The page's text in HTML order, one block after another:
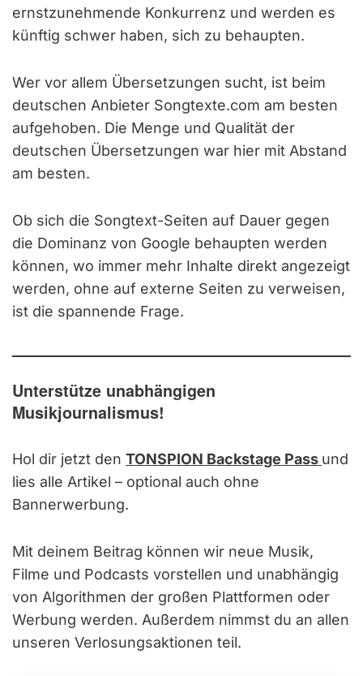
ernstzunehmende Konkurrenz und werden es
künftig schwer haben, sich zu behaupten.
Wer vor allem Übersetzungen sucht, ist beim
deutschen Anbieter Songtexte.com am besten
aufgehoben. Die Menge und Qualität der
deutschen Übersetzungen war hier mit Abstand
am besten.
Ob sich die Songtext-Seiten auf Dauer gegen
die Dominanz von Google behaupten werden
können, wo immer mehr Inhalte direkt angezeigt
werden, ohne auf externe Seiten zu verweisen,
ist die spannende Frage.
Unterstütze unabhängigen
Musikjournalismus!
Hol dir jetzt den TONSPION Backstage Pass und
lies alle Artikel – optional auch ohne
Bannerwerbung.
Mit deinem Beitrag können wir neue Musik,
Filme und Podcasts vorstellen und unabhängig
von Algorithmen der großen Plattformen oder
Werbung werden. Außerdem nimmst du an allen
unseren Verlosungsaktionen teil.